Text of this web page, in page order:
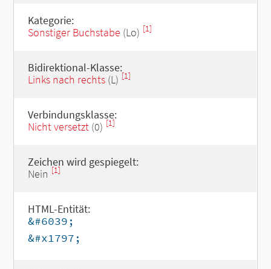
Kategorie:
Sonstiger Buchstabe (Lo) [1]
Bidirektional-Klasse:
Links nach rechts(L) [1]
Verbindungsklasse:
Nicht versetzt(0) [1]
Zeichen wird gespiegelt:
Nein [1]
HTML-Entität:
&#6039;
&#x1797;